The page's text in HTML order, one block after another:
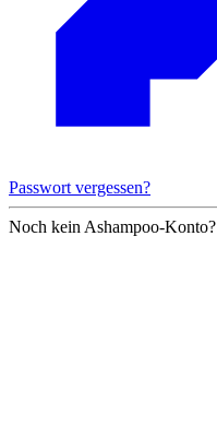
Passwort vergessen?
Noch kein Ashampoo-Konto?